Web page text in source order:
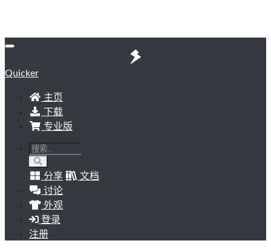
Quicker
主页
下载
专业版
分享
文档
讨论
外观
登录
注册